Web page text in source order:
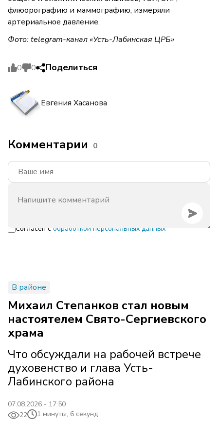
флюорографию и маммографию, измеряли
артериальное давление.
Фото: telegram-канал «Усть-Лабинская ЦРБ»
0 0 Поделиться
Евгения Хасанова
Комментарии 0
Согласен с обработкой персональных данных
В районе
Михаил Степанков стал новым
настоятелем Свято-Сергиевского
храма
Что обсуждали на рабочей встрече
духовенство и глава Усть-
Лабинского района
07.08.2026 - 17:50
22
1 минуты, 6 секунд